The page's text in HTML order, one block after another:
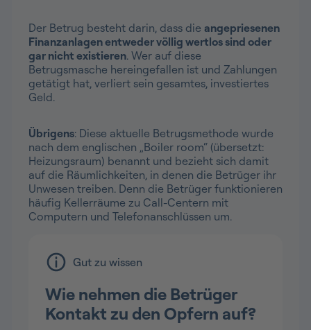
Der Betrug besteht darin, dass die angepriesenen
Finanzanlagen entweder völlig wertlos sind oder
gar nicht existieren. Wer auf diese
Betrugsmasche hereingefallen ist und Zahlungen
getätigt hat, verliert sein gesamtes, investiertes
Geld.
Übrigens: Diese aktuelle Betrugsmethode wurde
nach dem englischen „Boiler room“ (übersetzt:
Heizungsraum) benannt und bezieht sich damit
auf die Räumlichkeiten, in denen die Betrüger ihr
Unwesen treiben. Denn die Betrüger funktionieren
häufig Kellerräume zu Call-Centern mit
Computern und Telefonanschlüssen um.
Gut zu wissen
Wie nehmen die Betrüger
Kontakt zu den Opfern auf?